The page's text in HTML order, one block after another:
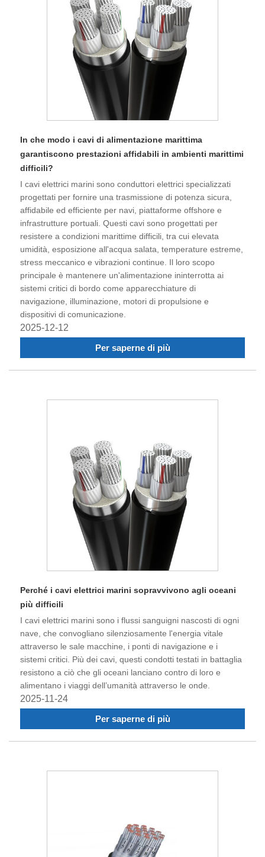
In che modo i cavi di alimentazione marittima
garantiscono prestazioni affidabili in ambienti marittimi
difficili?
I cavi elettrici marini sono conduttori elettrici specializzati
progettati per fornire una trasmissione di potenza sicura,
affidabile ed efficiente per navi, piattaforme offshore e
infrastrutture portuali. Questi cavi sono progettati per
resistere a condizioni marittime difficili, tra cui elevata
umidità, esposizione all'acqua salata, temperature estreme,
stress meccanico e vibrazioni continue. Il loro scopo
principale è mantenere un'alimentazione ininterrotta ai
sistemi critici di bordo come apparecchiature di
navigazione, illuminazione, motori di propulsione e
dispositivi di comunicazione.
2025-12-12
Per saperne di più
Perché i cavi elettrici marini sopravvivono agli oceani
più difficili
I cavi elettrici marini sono i flussi sanguigni nascosti di ogni
nave, che convogliano silenziosamente l'energia vitale
attraverso le sale macchine, i ponti di navigazione e i
sistemi critici. Più dei cavi, questi condotti testati in battaglia
resistono a ciò che gli oceani lanciano contro di loro e
alimentano i viaggi dell’umanità attraverso le onde.
2025-11-24
Per saperne di più